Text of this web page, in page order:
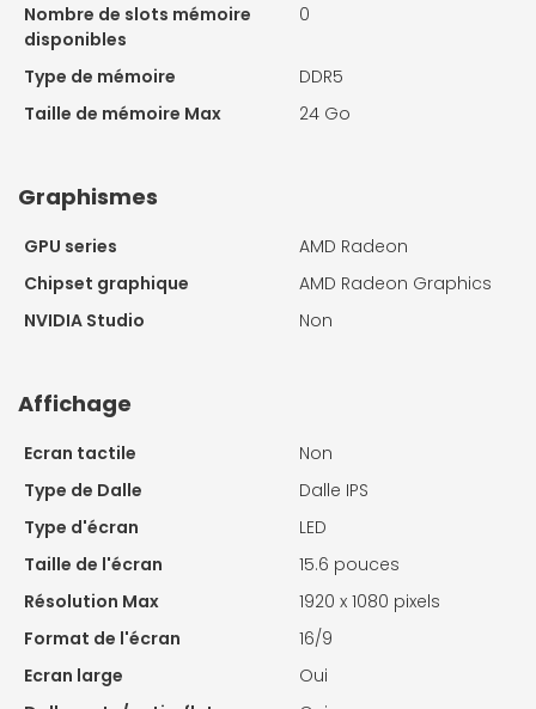
Nombre de slots mémoire
disponibles
0
Type de mémoire
DDR5
Taille de mémoire Max
24 Go
Graphismes
GPU series
AMD Radeon
Chipset graphique
AMD Radeon Graphics
NVIDIA Studio
Non
Affichage
Ecran tactile
Non
Type de Dalle
Dalle IPS
Type d'écran
LED
Taille de l'écran
15.6 pouces
Résolution Max
1920 x 1080 pixels
Format de l'écran
16/9
Ecran large
Oui